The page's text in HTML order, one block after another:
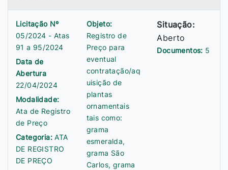
Licitação Nº
05/2024 - Atas
91 a 95/2024
Data de
Abertura
22/04/2024
Modalidade:
Ata de Registro
de Preço
Categoria:ATA
DE REGISTRO
DE PREÇO
Objeto:
Registro de
Preço para
eventual
contratação/aq
uisição de
plantas
ornamentais
tais como:
grama
esmeralda,
grama São
Carlos, grama
Situação:
Aberto
Documentos: 5